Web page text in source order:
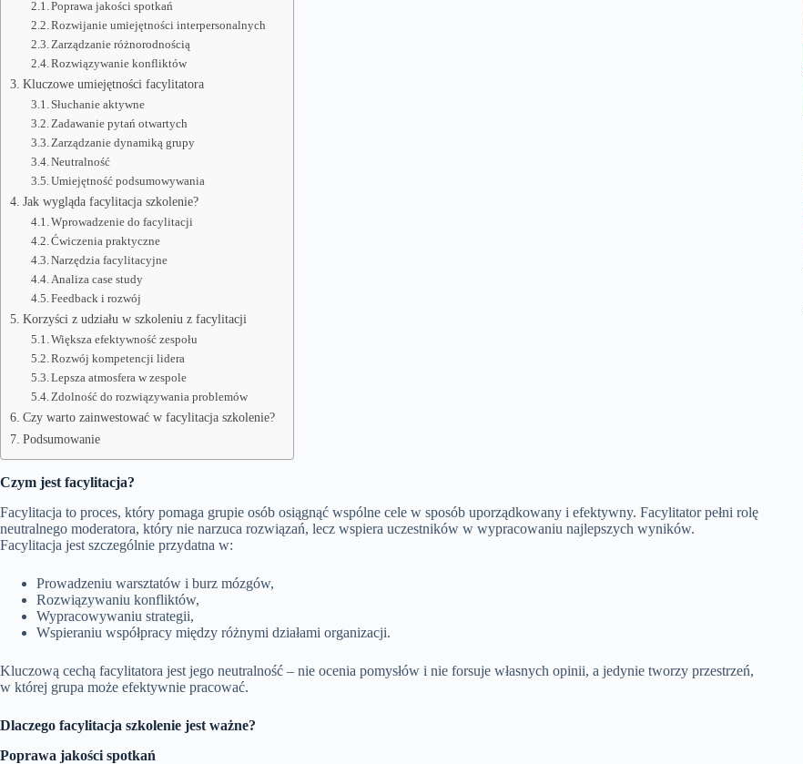
Poprawa jakości spotkań
Rozwijanie umiejętności interpersonalnych
Zarządzanie różnorodnością
Rozwiązywanie konfliktów
Kluczowe umiejętności facylitatora
Słuchanie aktywne
Zadawanie pytań otwartych
Zarządzanie dynamiką grupy
Neutralność
Umiejętność podsumowywania
Jak wygląda facylitacja szkolenie?
Wprowadzenie do facylitacji
Ćwiczenia praktyczne
Narzędzia facylitacyjne
Analiza case study
Feedback i rozwój
Korzyści z udziału w szkoleniu z facylitacji
Większa efektywność zespołu
Rozwój kompetencji lidera
Lepsza atmosfera w zespole
Zdolność do rozwiązywania problemów
Czy warto zainwestować w facylitacja szkolenie?
Podsumowanie
Czym jest facylitacja?
Facylitacja to proces, który pomaga grupie osób osiągnąć wspólne cele w sposób uporządkowany i efektywny. Facylitator pełni rolę
neutralnego moderatora, który nie narzuca rozwiązań, lecz wspiera uczestników w wypracowaniu najlepszych wyników.
Facylitacja jest szczególnie przydatna w:
Prowadzeniu warsztatów i burz mózgów,
Rozwiązywaniu konfliktów,
Wypracowywaniu strategii,
Wspieraniu współpracy między różnymi działami organizacji.
Kluczową cechą facylitatora jest jego neutralność – nie ocenia pomysłów i nie forsuje własnych opinii, a jedynie tworzy przestrzeń,
w której grupa może efektywnie pracować.
Dlaczego facylitacja szkolenie jest ważne?
Poprawa jakości spotkań